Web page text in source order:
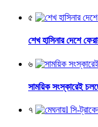
৫
শেখ হাসিনার দেশে
৬
সাময়িক সংস্কারেই
৭